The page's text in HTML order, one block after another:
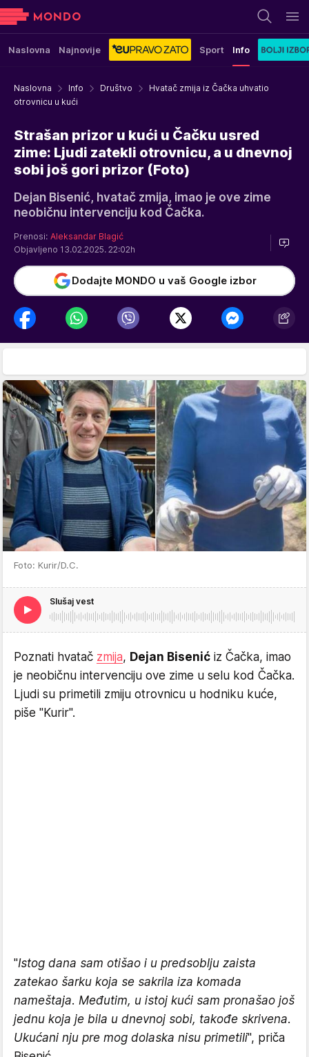
Naslovna Najnovije Sport Info
Naslovna Info Društvo
Hvatač zmija iz Čačka uhvatio
otrovnicu u kući
Strašan prizor u kući u Čačku usred
zime: Ljudi zatekli otrovnicu, a u dnevnoj
sobi još gori prizor (Foto)
Dejan Bisenić, hvatač zmija, imao je ove zime
neobičnu intervenciju kod Čačka.
Prenosi: Aleksandar Blagić
Objavljeno 13.02.2025. 22:02h
Dodajte MONDO u vaš Google izbor
Foto: Kurir/D.C.
Slušaj vest
Poznati hvatač zmija, Dejan Bisenić iz Čačka, imao
je neobičnu intervenciju ove zime u selu kod Čačka.
Ljudi su primetili zmiju otrovnicu u hodniku kuće,
piše "Kurir".
"Istog dana sam otišao i u predsoblju zaista
zatekao šarku koja se sakrila iza komada
nameštaja. Međutim, u istoj kući sam pronašao još
jednu koja je bila u dnevnoj sobi, takođe skrivena.
Ukućani nju pre mog dolaska nisu primetili", priča